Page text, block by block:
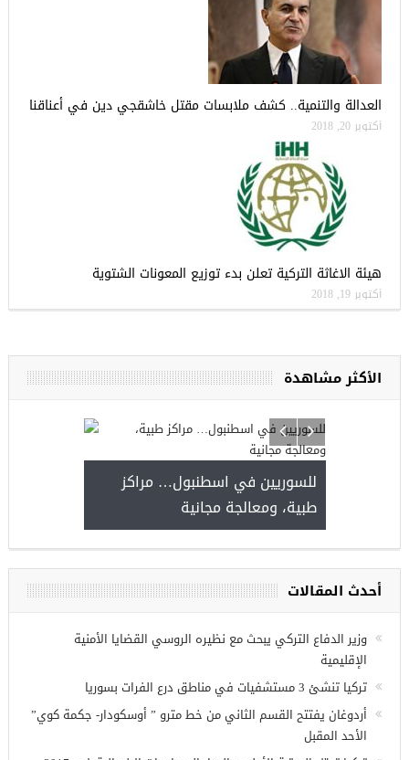
العدالة والتنمية.. كشف ملابسات مقتل خاشقجي دين في أعناقنا
أكتوبر 20, 2018
هيئة الاغاثة التركية تعلن بدء توزيع المعونات الشتوية
أكتوبر 19, 2018
الأكثر مشاهدة
مجموعة فرص عمل للسوريين في
أحدث المقالات
وزير الدفاع التركي يبحث مع نظيره الروسي القضايا الأمنية
الإقليمية